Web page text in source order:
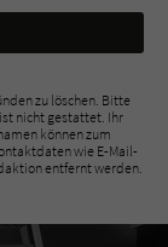
zu löschen. Bitte
nicht gestattet. Ihr
können zum
wie E-Mail-
entfernt werden.